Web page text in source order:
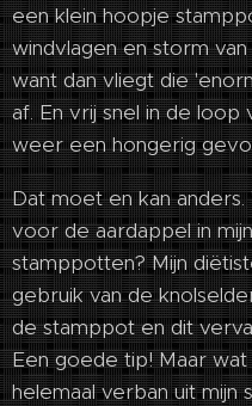
een klein hoopje
windvlagen en storm
want dan vliegt die
af. En vrij snel in de
weer een hongerig
Dat moet en kan
voor de aardappel in
stamppotten? Mijn
gebruik van de
de stamppot en dit
Een goede tip! Maar
helemaal verban uit mijn